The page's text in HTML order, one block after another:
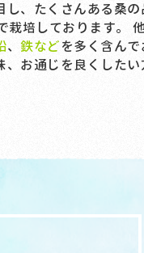
、たくさんある桑の
培しております。 他
、 鉄など を多く含ん
、お通じを良くしたい